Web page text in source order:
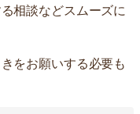
相談などスムーズに
をお願いする必要も